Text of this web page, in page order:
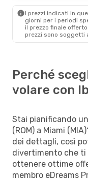
I prezzi indicati in
giorni per i periodi
il ​​prezzo finale
prezzi sono soggetti
Perché
volare con
Stai pianificando
(ROM) a Miami
dei dettagli, così
divertimento che ti
ottenere ottime
membro eDreams